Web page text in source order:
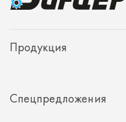
Доставка и оплата